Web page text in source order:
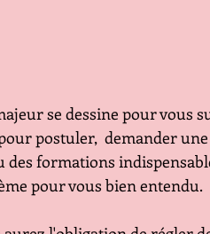
se dessine pour vous
postuler,  demander
des formations
pour vous bien entendu.